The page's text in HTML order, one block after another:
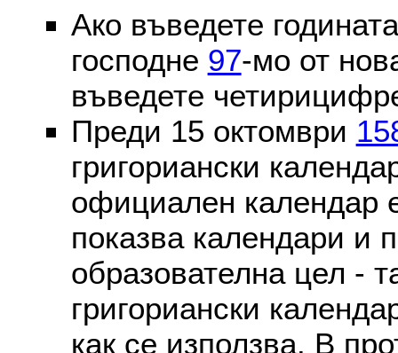
Ако въведете
господне 97-мо от
въведете
Преди 15 октомври
григориански
официален календар
показва календари и
образователна цел -
григориански
как се използва. В